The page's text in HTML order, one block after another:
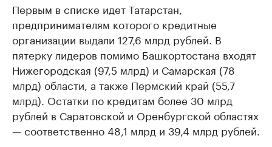
Первым в списке идет Татарстан,
предпринимателям которого кредитные
организации выдали 127,6 млрд рублей. В
пятерку лидеров помимо Башкортостана входят
Нижегородская (97,5 млрд) и Самарская (78
млрд) области, а также Пермский край (55,7
млрд). Остатки по кредитам более 30 млрд
рублей в Саратовской и Оренбургской областях
— соответственно 48,1 млрд и 39,4 млрд рублей.